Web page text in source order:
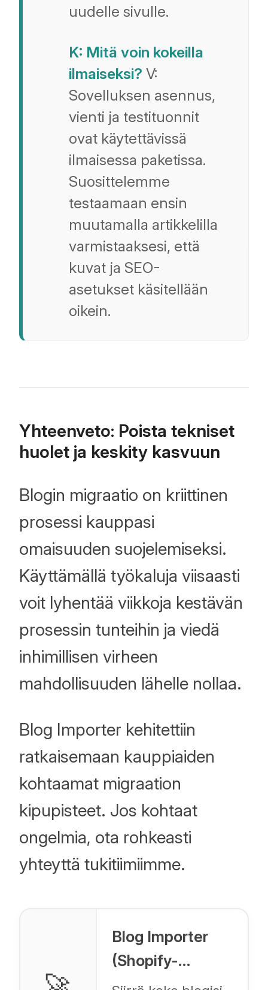
uudelle sivulle.
K: Mitä voin kokeilla
ilmaiseksi? V:
Sovelluksen asennus,
vienti ja testituonnit
ovat käytettävissä
ilmaisessa paketissa.
Suosittelemme
testaamaan ensin
muutamalla artikkelilla
varmistaaksesi, että
kuvat ja SEO-
asetukset käsitellään
oikein.
Yhteenveto: Poista tekniset
huolet ja keskity kasvuun
Blogin migraatio on kriittinen
prosessi kauppasi
omaisuuden suojelemiseksi.
Käyttämällä työkaluja viisaasti
voit lyhentää viikkoja kestävän
prosessin tunteihin ja viedä
inhimillisen virheen
mahdollisuuden lähelle nollaa.
Blog Importer kehitettiin
ratkaisemaan kauppiaiden
kohtaamat migraation
kipupisteet. Jos kohtaat
ongelmia, ota rohkeasti
yhteyttä tukitiimiimme.
Blog Importer
(Shopify-
sovellus)